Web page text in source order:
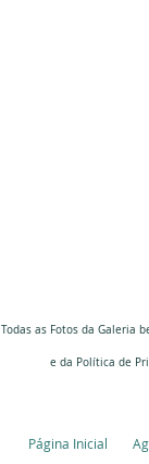
Todas as Fotos da Galeria
e da Política de
Página Inicial